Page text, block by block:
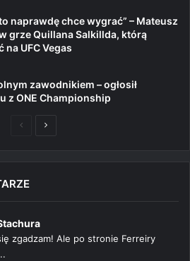
naprawdę chce wygrać” – Mateusz
grze Quillana Salkillda, którą
UFC Vegas
zawodnikiem – ogłosił
z ONE Championship
PoprzedniaNastępna
zgadzam! Ale po stronie Ferreiry